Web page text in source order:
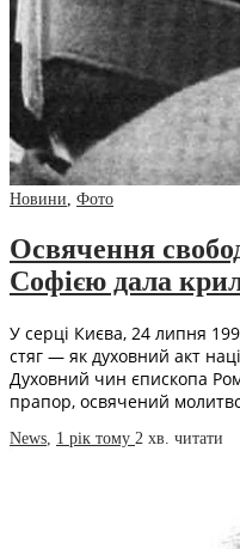
Новини, Фото
Освячення
Софією дала
У серці Києва, 24 липня
стяг — як духовний акт
Духовний чин єпископа
прапор, освячений
News, 1 рік тому 2 хв. читати